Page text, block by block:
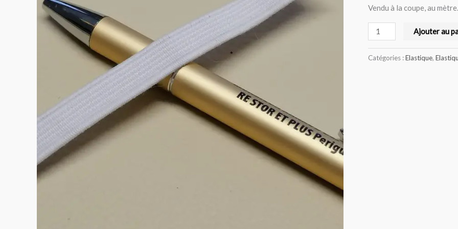
Vendu à la coupe, au mètre.
Ajouter au
Catégories :Elastique,